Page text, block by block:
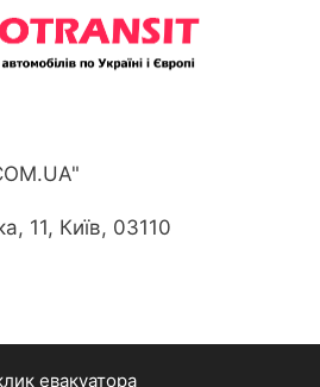
11, Київ, 03110
евакуатора